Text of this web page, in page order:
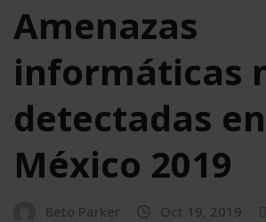
Amenazas
informáticas
detectadas en
México 2019
Beto Parker Oct 19, 2019